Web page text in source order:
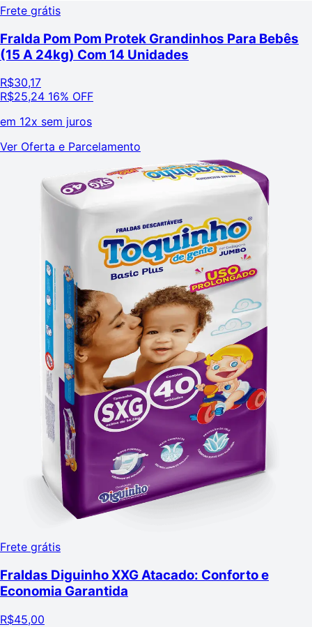
Frete grátis
Fralda Pom Pom Protek Grandinhos Para Bebês
(15 A 24kg) Com 14 Unidades
R$30,17
R$25,24 16% OFF
em 12x sem juros
Ver Oferta e Parcelamento
Frete grátis
Fraldas Diguinho XXG Atacado: Conforto e
Economia Garantida
R$45,00